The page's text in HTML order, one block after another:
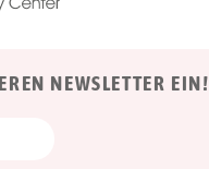
NEWSLETTER EIN!